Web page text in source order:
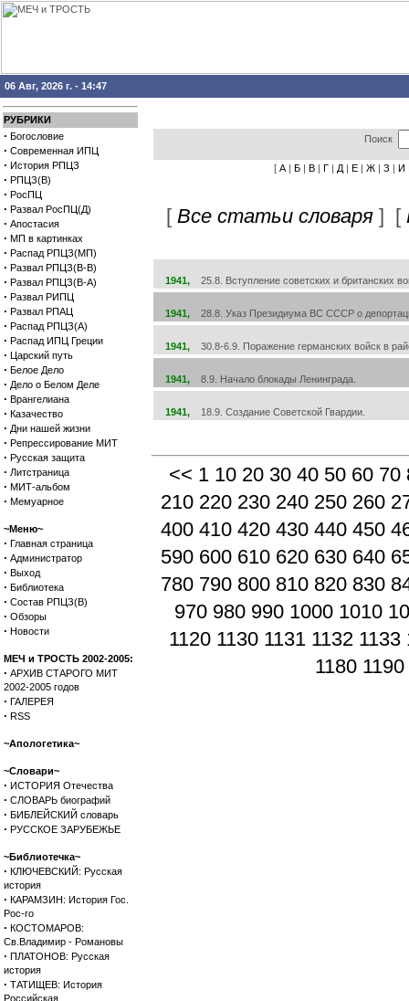
06 Авг, 2026 г. - 14:47
РУБРИКИ
· Богословие
· Современная ИПЦ
· История РПЦЗ
· РПЦЗ(В)
· РосПЦ
· Развал РосПЦ(Д)
· Апостасия
· МП в картинках
· Распад РПЦЗ(МП)
· Развал РПЦЗ(В-В)
· Развал РПЦЗ(В-А)
· Развал РИПЦ
· Развал РПАЦ
· Распад РПЦЗ(А)
· Распад ИПЦ Греции
· Царский путь
· Белое Дело
· Дело о Белом Деле
· Врангелиана
· Казачество
· Дни нашей жизни
· Репрессирование МИТ
· Русская защита
· Литстраница
· МИТ-альбом
· Мемуарное
~Меню~
· Главная страница
· Администратор
· Выход
· Библиотека
· Состав РПЦЗ(В)
· Обзоры
· Новости
МЕЧ и ТРОСТЬ 2002-2005:
· АРХИВ СТАРОГО МИТ
2002-2005 годов
· ГАЛЕРЕЯ
· RSS
~Апологетика~
~Словари~
· ИСТОРИЯ Отечества
· СЛОВАРЬ биографий
· БИБЛЕЙСКИЙ словарь
· РУССКОЕ ЗАРУБЕЖЬЕ
~Библиотечка~
· КЛЮЧЕВСКИЙ: Русская
история
· КАРАМЗИН: История Гос.
Рос-го
· КОСТОМАРОВ:
Св.Владимир - Романовы
· ПЛАТОНОВ: Русская
история
· ТАТИЩЕВ: История
Российская
Поиск
[ А | Б | В | Г | Д | Е | Ж | З | И
[ Все статьи словаря ] [
1941, 25.8. Вступление советских и британских
1941, 28.8. Указ Президиума ВС СССР о
1941, 30.8-6.9. Поражение германских войск в
1941, 8.9. Начало блокады Ленинграда.
1941, 18.9. Создание Советской Гвардии.
<< 1 10 20 30 40 50 60 70
210 220 230 240 250 260
400 410 420 430 440 450
590 600 610 620 630 640
780 790 800 810 820 830
970 980 990 1000 1010
1120 1130 1131 1132 1133
1180 1190